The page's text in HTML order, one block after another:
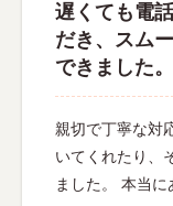
遅くても電
だき、スム
できました。
親切で丁寧な対
いてくれたり、
ました。 本当に